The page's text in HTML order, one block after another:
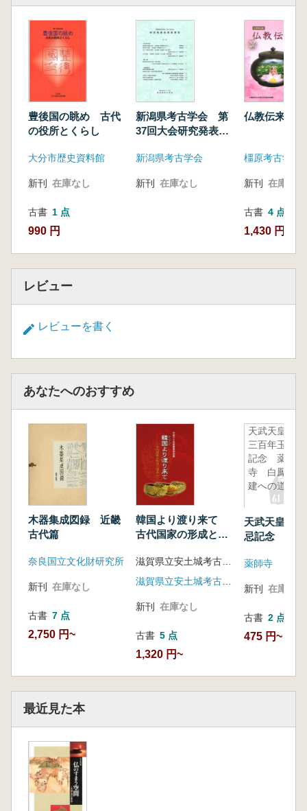
豊後国の眺め 古代
の役所とくらし
大分市歴史資料館
新刊 在庫なし
古書 1 点
990 円
新潟県考古学会 第
37回大会研究発表会
新潟県考古学会
新刊 在庫なし
仏教伝来
新刊 在庫なし
古書 4 点
1,430 円~
レビュー
レビューを書く
あなたへのおすすめ
木器集成図録 近畿
古代篇
奈良国立文化財研究所
新刊 在庫なし
古書 7 点
2,750 円~
韓国より渡り来て
古代国家の形成と渡
新刊 在庫なし
古書 5 点
1,320 円~
天武天皇千
三百年玉忌
記念 薬師
寺 白鳳再
建への道
天武天皇千
忌記念 薬
薬師寺
新刊 在庫なし
古書 2 点
475 円~
最近見た本